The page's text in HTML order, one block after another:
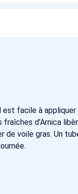
est facile à appliquer
d’Arnica
voile gras. Un